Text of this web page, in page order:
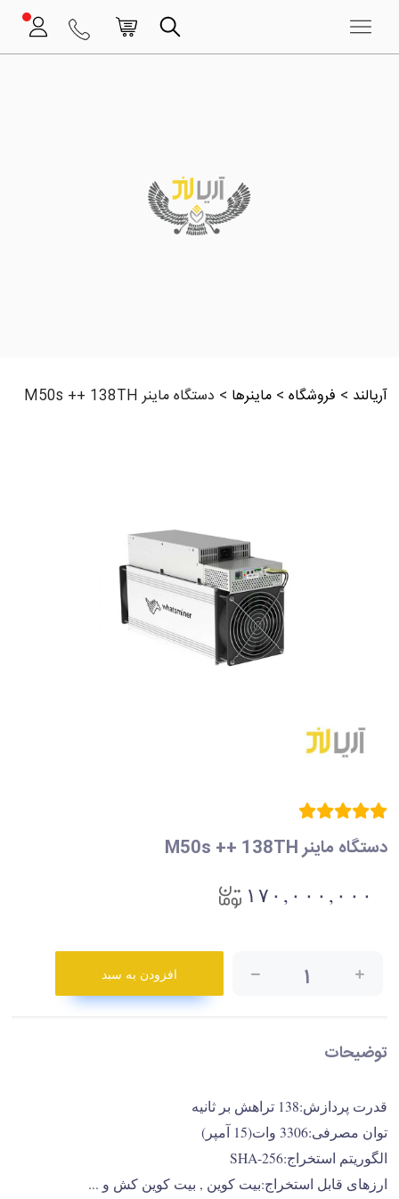
آریالند > فروشگاه >ماینرها > دستگاه ماینر M50s ++ 138TH
دستگاه ماینر M50s ++ 138TH
۱۷۰,۰۰۰,۰۰۰
۱ افزودن به سبد
توضیحات
قدرت پردازش:138 تراهش بر ثانیه
توان مصرفی:3306 وات(15 آمپر)
الگوریتم استخراج:SHA-256
ارزهای قابل استخراج:بیت کوین , بیت کوین کش و ...